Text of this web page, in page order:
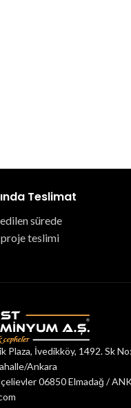
Teslimat
sürede
teslimi
Plaza, İvedikköy, 1492. Sk
Ankara
06850 Elmadağ /